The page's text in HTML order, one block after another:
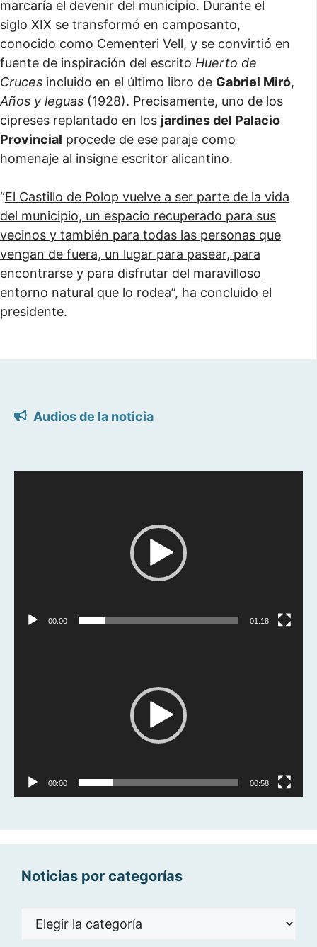
marcaría el devenir del municipio. Durante el
siglo XIX se transformó en camposanto,
conocido como Cementeri Vell, y se convirtió en
fuente de inspiración del escrito Huerto de
Cruces incluido en el último libro de Gabriel Miró,
Años y leguas (1928). Precisamente, uno de los
cipreses replantado en los jardines del Palacio
Provincial procede de ese paraje como
homenaje al insigne escritor alicantino.
“El Castillo de Polop vuelve a ser parte de la vida
del municipio, un espacio recuperado para sus
vecinos y también para todas las personas que
vengan de fuera, un lugar para pasear, para
encontrarse y para disfrutar del maravilloso
entorno natural que lo rodea”, ha concluido el
presidente.
Audios de la noticia
00:00 01:18
00:00 00:58
Noticias por categorías
Noticias